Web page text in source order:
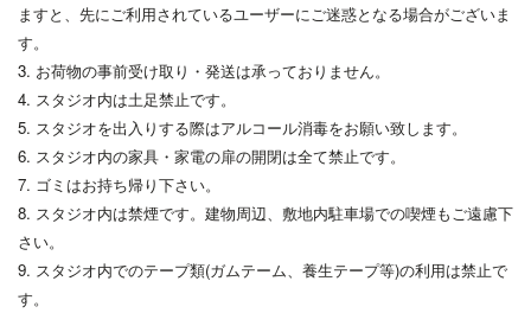
ますと、先にご利用されているユーザーにご迷惑となる場合がございま
す。
3. お荷物の事前受け取り・発送は承っておりません。
4. スタジオ内は土足禁止です。
5. スタジオを出入りする際はアルコール消毒をお願い致します。
6. スタジオ内の家具・家電の扉の開閉は全て禁止です。
7. ゴミはお持ち帰り下さい。
8. スタジオ内は禁煙です。建物周辺、敷地内駐車場での喫煙もご遠慮下
さい。
9. スタジオ内でのテープ類(ガムテーム、養生テープ等)の利用は禁止で
す。